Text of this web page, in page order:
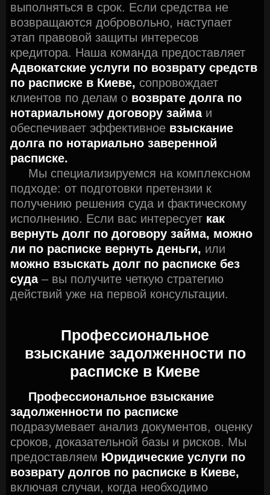
выполняться в срок. Если средства не
возвращаются добровольно, наступает
этап правовой защиты интересов
кредитора. Наша команда предоставляет
Адвокатские услуги по возврату средств
по расписке в Киеве, сопровождает
клиентов по делам о возврате долга по
нотариальному договору займа и
обеспечивает эффективное взыскание
долга по нотариально заверенной
расписке.
Мы специализируемся на комплексном
подходе: от подготовки претензии к
получению решения суда и фактическому
исполнению. Если вас интересует как
вернуть долг по договору займа, можно
ли по расписке вернуть деньги, или
можно взыскать долг по расписке без
суда – вы получите четкую стратегию
действий уже на первой консультации.
Профессиональное
взыскание задолженности по
расписке в Киеве
Профессиональное взыскание
задолженности по расписке
подразумевает анализ документов, оценку
сроков, доказательной базы и рисков. Мы
предоставляем Юридические услуги по
возврату долгов по расписке в Киеве,
включая случаи, когда необходимо